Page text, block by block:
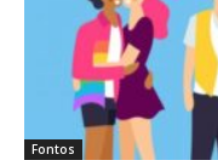
Fontos